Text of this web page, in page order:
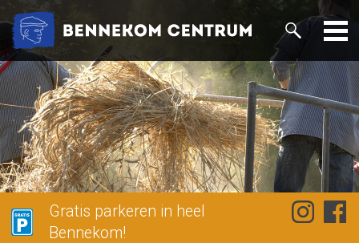
Gratis parkeren in heel
Bennekom!